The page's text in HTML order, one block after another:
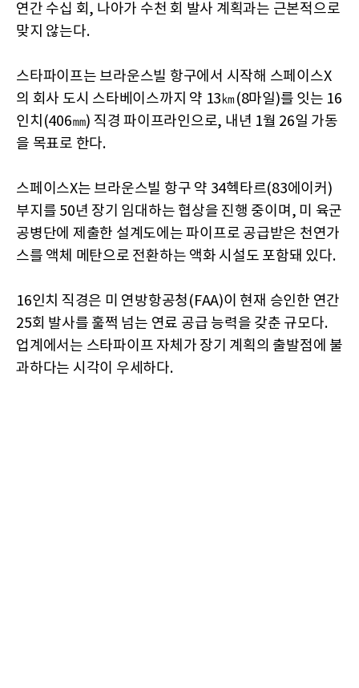
연간 수십 회, 나아가 수천 회 발사 계획과는 근본적으로
맞지 않는다.
스타파이프는 브라운스빌 항구에서 시작해 스페이스X
의 회사 도시 스타베이스까지 약 13㎞(8마일)를 잇는 16
인치(406㎜) 직경 파이프라인으로, 내년 1월 26일 가동
을 목표로 한다.
스페이스X는 브라운스빌 항구 약 34헥타르(83에이커)
부지를 50년 장기 임대하는 협상을 진행 중이며, 미 육군
공병단에 제출한 설계도에는 파이프로 공급받은 천연가
스를 액체 메탄으로 전환하는 액화 시설도 포함돼 있다.
16인치 직경은 미 연방항공청(FAA)이 현재 승인한 연간
25회 발사를 훌쩍 넘는 연료 공급 능력을 갖춘 규모다.
업계에서는 스타파이프 자체가 장기 계획의 출발점에 불
과하다는 시각이 우세하다.